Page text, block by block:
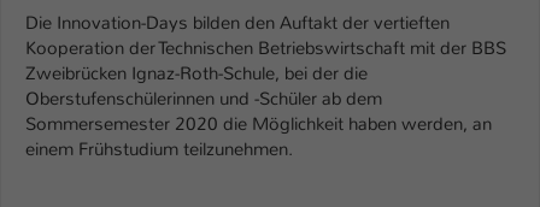
Die Innovation-Days bilden den Auftakt der vertieften
Kooperation der Technischen Betriebswirtschaft mit der BBS
Zweibrücken Ignaz-Roth-Schule, bei der die
Oberstufenschülerinnen und -Schüler ab dem
Sommersemester 2020 die Möglichkeit haben werden, an
einem Frühstudium teilzunehmen.
Zweck
eines Intranet-Logins die Session-ID. So
kann der eingeloggte Benutzer
wiedererkannt werden und es wird ihm
Zugang zu geschützten Bereichen
gewährt.